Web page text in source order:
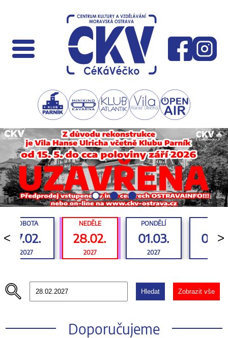
<
SOBOTA
27.02.
2027
NEDĚLE
28.02.
2027
PONDĚLÍ
01.03.
2027
>
Hledat Zobrazit vše
Doporučujeme